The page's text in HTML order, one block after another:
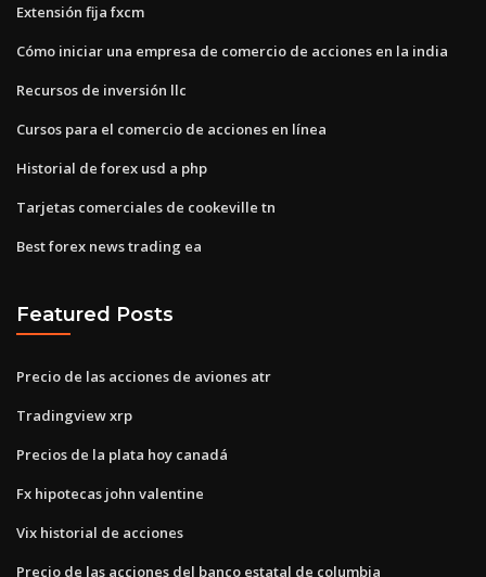
Extensión fija fxcm
Cómo iniciar una empresa de comercio de acciones en la india
Recursos de inversión llc
Cursos para el comercio de acciones en línea
Historial de forex usd a php
Tarjetas comerciales de cookeville tn
Best forex news trading ea
Featured Posts
Precio de las acciones de aviones atr
Tradingview xrp
Precios de la plata hoy canadá
Fx hipotecas john valentine
Vix historial de acciones
Precio de las acciones del banco estatal de columbia